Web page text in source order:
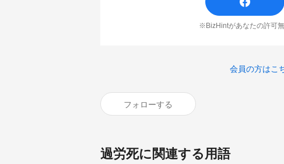
※BizHintがあなたの許可
会員の方はこ
フォローする
過労死に関連する用語